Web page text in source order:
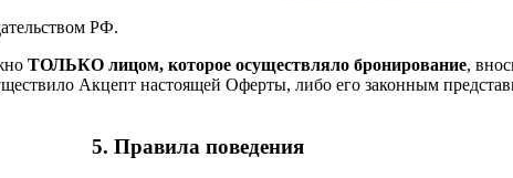
РФ.
ТОЛЬКО лицом, которое осуществляло бронирование,
Акцепт настоящей Оферты, либо его законным
5. Правила поведения